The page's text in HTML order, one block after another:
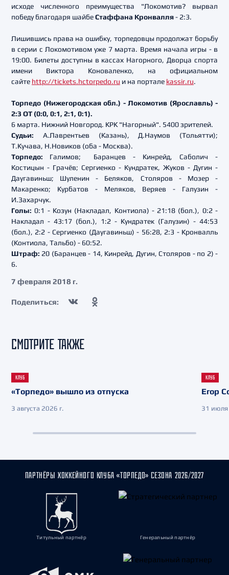
исходе численного преимущества "Локомотив? вырвал
победу благодаря шайбеСтаффана Кронвалля- 2:3.
Лишившись права на ошибку, торпедовцы продолжат борьбу
в серии с Локомотивом уже 7 марта. Время начала игры - в
19:00. Билеты доступны в кассах Нагорного, Дворца спорта
имени Виктора Коноваленко, на официальном
сайте http://tickets.hctorpedo.ru и на портале kassir.ru.
Торпедо (Нижегородская обл.) - Локомотив (Ярославль) -
2:3 ОТ (0:0, 0:1, 2:1, 0:1).
6 марта. Нижний Новгород. КРК "Нагорный". 5400 зрителей.
Судьи: А.Лаврентьев (Казань), Д.Наумов (Тольятти);
Т.Кучава, Н.Новиков (оба - Москва).
Торпедо: Галимов; Баранцев - Кинрейд, Саболич -
Костицын - Грачёв; Сергиенко - Кундратек, Жуков - Дугин -
Даугавиньш; Шуленин - Беляков, Столяров - Мозер -
Макаренко; Курбатов - Меляков, Веряев - Галузин -
И.Захарчук.
Голы: 0:1 - Козун (Накладал, Контиола) - 21:18 (бол.), 0:2 -
Накладал - 43:17 (бол.), 1:2 - Кундратек (Галузин) - 44:53
(бол.), 2:2 - Сергиенко (Даугавиньш) - 56:28, 2:3 - Кронвалль
(Контиола, Тальбо) - 60:52.
Штраф: 20 (Баранцев - 14, Кинрейд, Дугин, Столяров - по 2) -
6.
7 февраля 2018 г.
Поделиться:
СМОТРИТЕ ТАКЖЕ
КЛУБ
«Торпедо» вышло из отпуска
3 августа 2026 г.
КЛУБ
Егор
31 июля
ПАРТНЁРЫ ХОККЕЙНОГО КЛУБА «ТОРПЕДО» СЕЗОНА 2026/2027
Титульный партнёр Генеральный партнёр